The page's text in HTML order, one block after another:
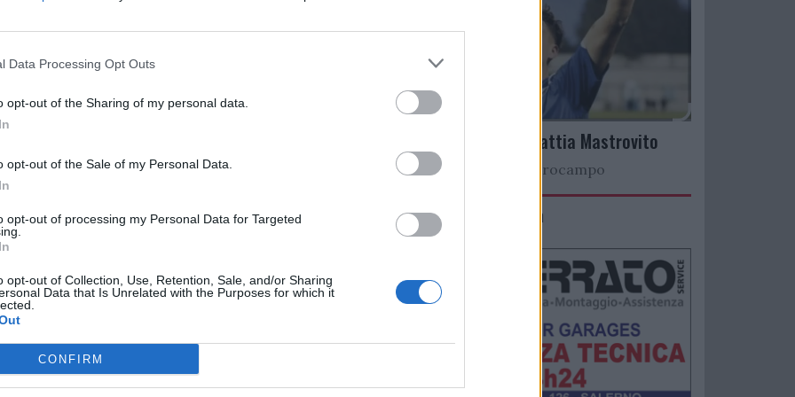
Data Processing Opt Outs
opt-out of the Sharing of my personal data.
opt-out of the Sale of my Personal Data.
opt-out of processing my Personal Data for Targeted
opt-out of Collection, Use, Retention, Sale, and/or Sharing
Data that Is Unrelated with the Purposes for which it
CONFIRM
non aiuta i granata a uscire dal
la Salernitana avrebbe
dicono i numeri, lo dicono i risultati
hanno accelerato. La situazione
un miraggio.
prova:
in zona playoff e non era il caso di
era non ripetere la prestazione di
ragionare una gara alla volta, il
il Modena”.
Arriva il talento Mattia Mastrovito
Nuovo colpo a centrocampo
IMACO Promosolution